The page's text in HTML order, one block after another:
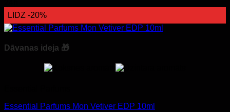
LĪDZ -20%
Dāvanas ideja 🎁
Essential Parfums Mon Vetiver EDP 10ml